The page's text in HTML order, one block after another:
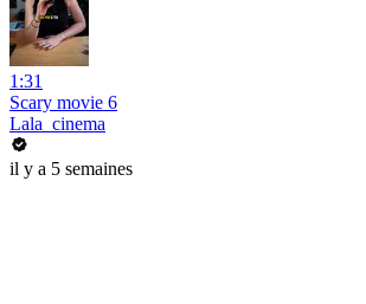
1:31
Scary movie 6
Lala_cinema
il y a 5 semaines